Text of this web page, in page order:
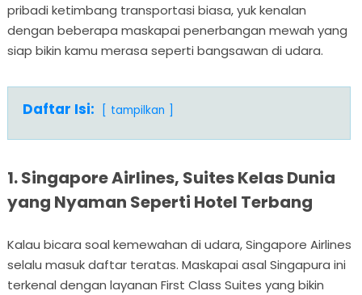
pribadi ketimbang transportasi biasa, yuk kenalan
dengan beberapa maskapai penerbangan mewah yang
siap bikin kamu merasa seperti bangsawan di udara.
Daftar Isi: tampilkan
1. Singapore Airlines, Suites Kelas Dunia
yang Nyaman Seperti Hotel Terbang
Kalau bicara soal kemewahan di udara, Singapore Airlines
selalu masuk daftar teratas. Maskapai asal Singapura ini
terkenal dengan layanan First Class Suites yang bikin